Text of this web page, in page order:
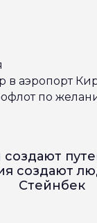
в аэропорт
по
создают
Стейнбек